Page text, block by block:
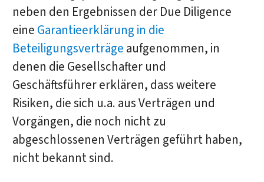
neben den Ergebnissen der Due Diligence
eine Garantieerklärung in die
Beteiligungsverträge aufgenommen, in
denen die Gesellschafter und
Geschäftsführer erklären, dass weitere
Risiken, die sich u.a. aus Verträgen und
Vorgängen, die noch nicht zu
abgeschlossenen Verträgen geführt haben,
nicht bekannt sind.